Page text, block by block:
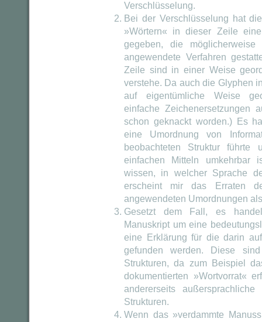
Verschlüsselung.
Bei der Verschlüsselung hat
»Wörtern« in dieser Zeile
gegeben, die
angewendete Verfahren
Zeile sind in einer Weise
verstehe. Da auch die Glyphen
auf eigentümliche Weise
einfache Zeichenersetzungen
schon geknackt worden.) Es
eine Umordnung von
beobachteten Struktur führte
einfachen Mitteln
wissen, in welcher Sprache
erscheint mir das Erraten
angewendeten Umordnungen
Gesetzt dem Fall, es
Manuskript um eine
eine Erklärung für die darin
gefunden werden. Diese
Strukturen, da zum Beispiel
dokumentierten »Wortvorrat«
andererseits
Strukturen.
Wenn das »verdammte